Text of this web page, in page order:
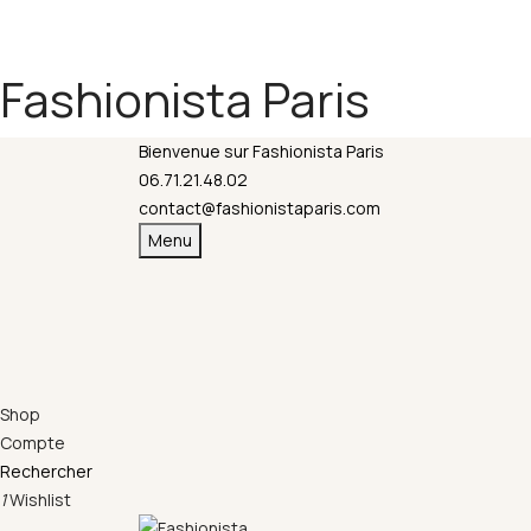
Fashionista Paris
Bienvenue sur Fashionista Paris
06.71.21.48.02
contact@fashionistaparis.com
Menu
Shop
Compte
Rechercher
1Wishlist